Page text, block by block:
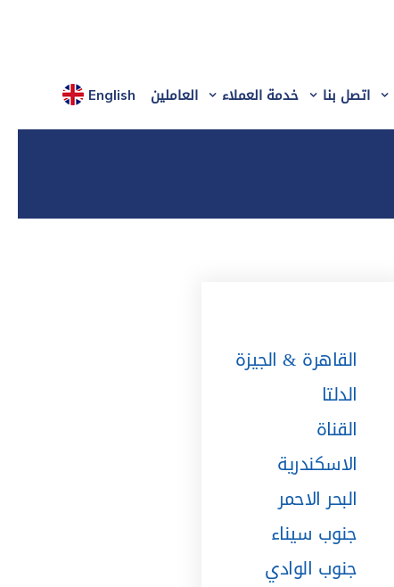
اتصل بنا خدمة العملاء العاملين English
القاهرة & الجيزة
الدلتا
القناة
الاسكندرية
البحر الاحمر
جنوب سيناء
جنوب الوادي